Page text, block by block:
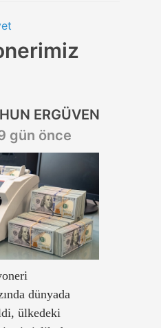
ERGÜVEN
gün önce
dünyada
ülkedeki